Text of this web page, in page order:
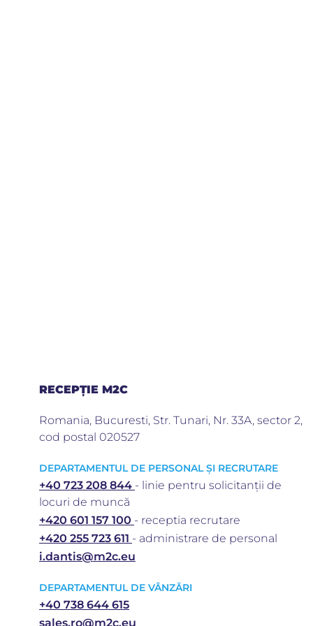
RECEPȚIE M2C
Romania, Bucuresti, Str. Tunari, Nr. 33A, sector 2,
cod postal 020527
DEPARTAMENTUL DE PERSONAL ȘI RECRUTARE
+40 723 208 844 - linie pentru solicitanții de
locuri de muncă
+420 601 157 100 - receptia recrutare
+420 255 723 611 - administrare de personal
i.dantis@m2c.eu
DEPARTAMENTUL DE VÂNZĂRI
+40 738 644 615
sales.ro@m2c.eu